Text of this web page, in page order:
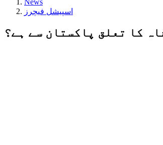
News
اسپیشل فیچرز
کا تعلق پاکستان سے ہے؟